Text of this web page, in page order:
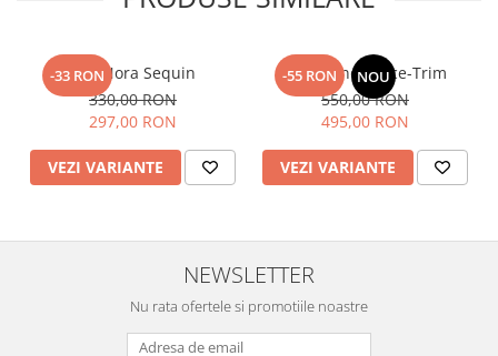
-33 RONTop Nora Sequin
330,00 RON
297,00 RON
VEZI VARIANTE
-55 RON NOU
Fusta Linen Lace-Trim
550,00 RON
495,00 RON
VEZI VARIANTE
NEWSLETTER
Nu rata ofertele si promotiile noastre